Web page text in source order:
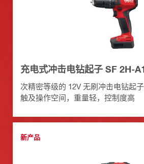
充电式冲击电钻起子 SF 2H-
次精密等级的 12V 无刷冲击电钻起
触及操作空间，重量轻，控制度高
新产品